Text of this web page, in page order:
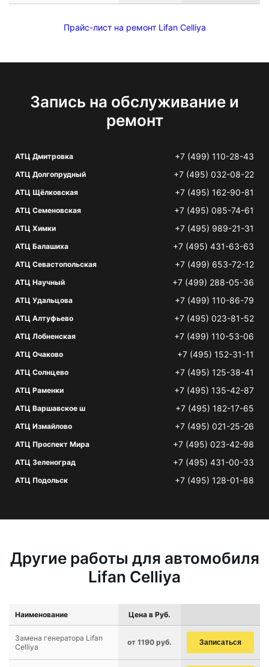
Прайс-лист на ремонт Lifan Celliya
Запись на обслуживание и
ремонт
АТЦ Дмитровка +7 (499) 110-28-43
АТЦ Долгопрудный +7 (495) 032-08-22
АТЦ Щёлковская +7 (495) 162-90-81
АТЦ Семеновская +7 (495) 085-74-61
АТЦ Химки +7 (495) 989-21-31
АТЦ Балашиха +7 (495) 431-63-63
АТЦ Севастопольская +7 (499) 653-72-12
АТЦ Научный +7 (499) 288-05-36
АТЦ Удальцова +7 (499) 110-86-79
АТЦ Алтуфьево +7 (495) 023-81-52
АТЦ Лобненская +7 (499) 110-53-06
АТЦ Очаково +7 (495) 152-31-11
АТЦ Солнцево +7 (495) 125-38-41
АТЦ Раменки +7 (495) 135-42-87
АТЦ Варшавское ш +7 (495) 182-17-65
АТЦ Измайлово +7 (495) 021-25-26
АТЦ Проспект Мира +7 (495) 023-42-98
АТЦ Зеленоград +7 (495) 431-00-33
АТЦ Подольск +7 (495) 128-01-88
Другие работы для автомобиля
Lifan Celliya
Наименование Цена в Руб.
Замена генератора Lifan
Celliya
от 1190 руб. Записаться